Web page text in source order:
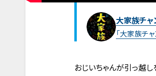
大家族チャ
「大家族チ
おじいちゃんが引っ越し